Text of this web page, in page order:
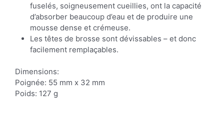
fuselés, soigneusement cueillies, ont la capacité
d’absorber beaucoup d’eau et de produire une
mousse dense et crémeuse.
Les têtes de brosse sont dévissables – et donc
facilement remplaçables.
Dimensions:
Poignée: 55 mm x 32 mm
Poids: 127 g